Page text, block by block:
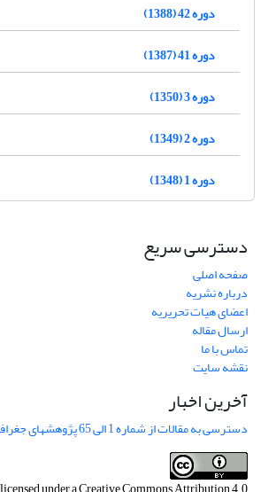
دوره 42 (1388)
دوره 41 (1387)
دوره 3 (1350)
دوره 2 (1349)
دوره 1 (1348)
دسترسی سریع
صفحه اصلی
درباره نشریه
اعضای هیات تحریریه
ارسال مقاله
تماس با ما
نقشه سایت
آخرین اخبار
دسترسی به مقالات از شماره 1 الی 65 پژوهشهای جغرافیایی